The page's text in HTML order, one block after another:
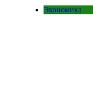
Экономика